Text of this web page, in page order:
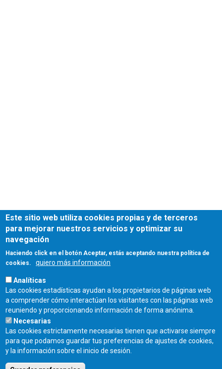
Fecha de publicación:
Viernes, 3 Enero, 2025
Este sitio web utiliza cookies propias y de terceros
para mejorar nuestros servicios y optimizar su
navegación
Haciendo click en el botón Aceptar, estás aceptando nuestra política de
cookies.
quiero más información
Analíticas
Las cookies estadísticas ayudan a los propietarios de páginas web
a comprender cómo interactúan los visitantes con las páginas web
reuniendo y proporcionando información de forma anónima.
Necesarias
Las cookies estrictamente necesarias tienen que activarse siempre
para que podamos guardar tus preferencias de ajustes de cookies,
y la información sobre el inicio de sesión.